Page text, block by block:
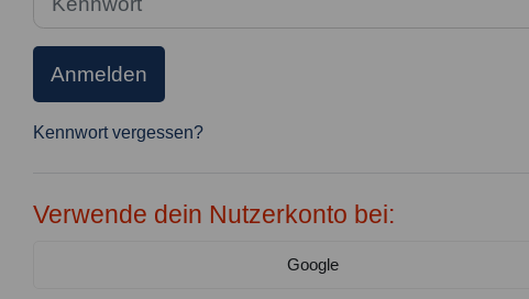
Anmelden
Kennwort vergessen?
Verwende dein Nutzerkonto bei:
Google